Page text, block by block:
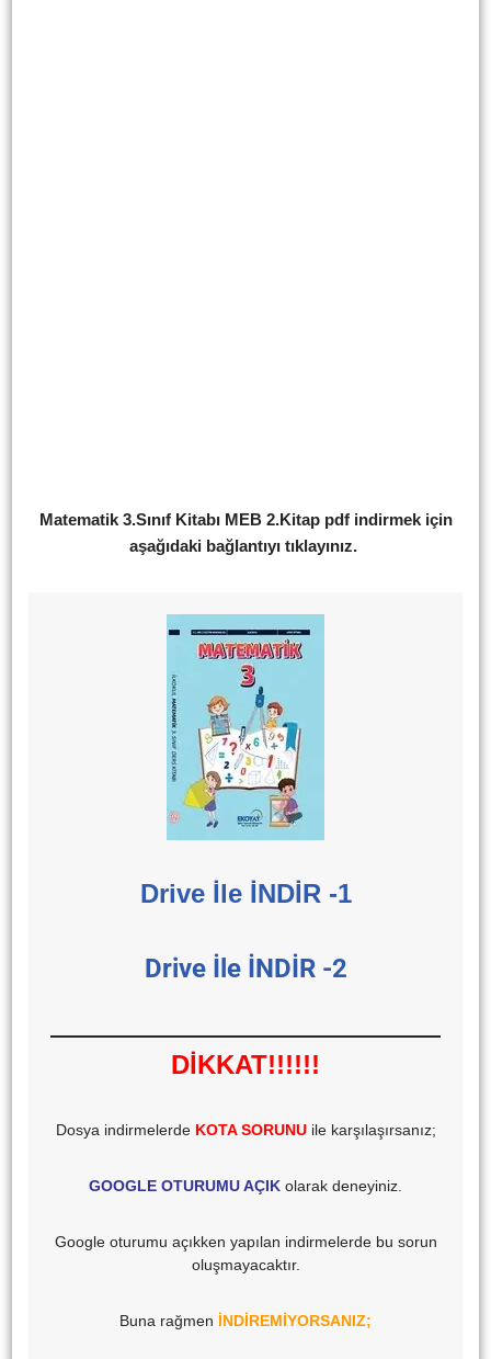
Matematik 3.Sınıf Kitabı MEB 2.Kitap pdf indirmek için
aşağıdaki bağlantıyı tıklayınız.
Drive İle İNDİR -1
Drive İle İNDİR -2
DİKKAT!!!!!!
Dosya indirmelerde KOTA SORUNUile karşılaşırsanız;
GOOGLE OTURUMU AÇIK olarak deneyiniz.
Google oturumu açıkken yapılan indirmelerde bu sorun
oluşmayacaktır.
Buna rağmen İNDİREMİYORSANIZ;